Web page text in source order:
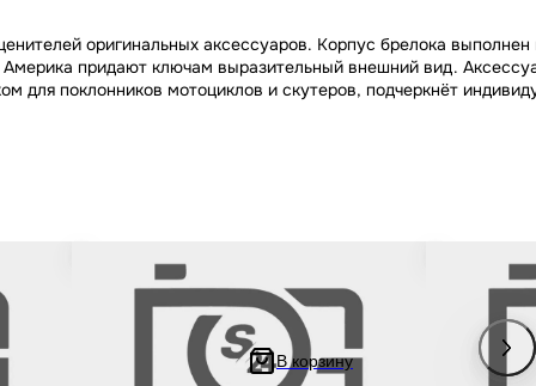
оригинальных аксессуаров. Корпус брелока выполнен
придают ключам выразительный внешний вид.
поклонников мотоциклов и скутеров, подчеркнёт
Брелок и шнур на ключи мотоцикла KTM /
КТМ "SALO" (каучук, красный)
416.67 ₽ В корзину
Шнурок для
скутер и
238.89 ₽